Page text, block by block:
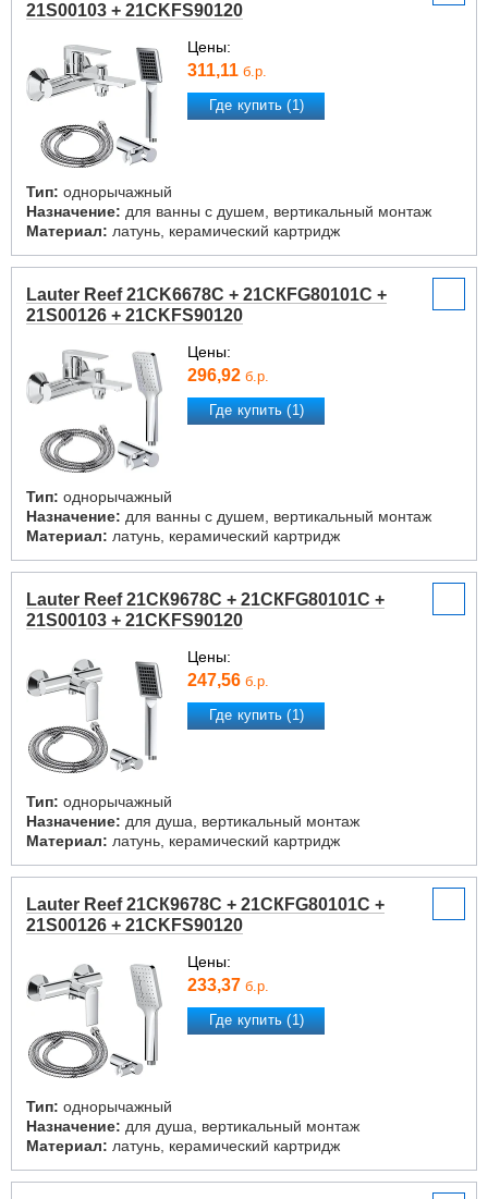
21S00103 + 21CKFS90120
Цены:
311,11 б.р.
Где купить (1)
Тип: однорычажный
Назначение: для ванны с душем, вертикальный монтаж
Материал: латунь, керамический картридж
Lauter Reef 21CK6678C + 21СКFG80101C +
21S00126 + 21CKFS90120
Цены:
296,92 б.р.
Где купить (1)
Тип: однорычажный
Назначение: для ванны с душем, вертикальный монтаж
Материал: латунь, керамический картридж
Lauter Reef 21СК9678C + 21СКFG80101C +
21S00103 + 21CKFS90120
Цены:
247,56 б.р.
Где купить (1)
Тип: однорычажный
Назначение: для душа, вертикальный монтаж
Материал: латунь, керамический картридж
Lauter Reef 21СК9678C + 21СКFG80101C +
21S00126 + 21CKFS90120
Цены:
233,37 б.р.
Где купить (1)
Тип: однорычажный
Назначение: для душа, вертикальный монтаж
Материал: латунь, керамический картридж